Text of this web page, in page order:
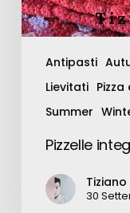
Antipasti
Lievitati
Summer
Pizzelle
30